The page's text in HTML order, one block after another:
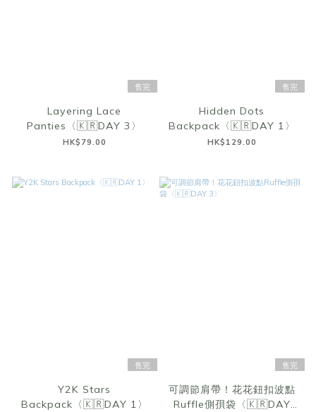
售完
Layering Lace
Panties〈🇰🇷DAY 3〉
HK$79.00
售完
Hidden Dots
Backpack〈🇰🇷DAY 1〉
HK$129.00
售完
Y2K Stars
Backpack〈🇰🇷DAY 1〉
售完
可調節肩帶！花花鈕扣波點
Ruffle側孭袋〈🇰🇷DAY